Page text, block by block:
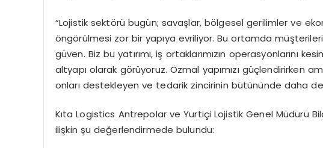
“Lojistik sektörü bugün; savaşlar, bölgesel gerilimler ve
öngörülmesi zor bir yapıya evriliyor. Bu ortamda
güven. Biz bu yatırımı, iş ortaklarımızın operasyonlarını
altyapı olarak görüyoruz. Özmal yapımızı güçlendirirken
onları destekleyen ve tedarik zincirinin bütününde daha
Kıta Logistics Antrepolar ve Yurtiçi Lojistik Genel Müdürü
ilişkin şu değerlendirmede bulundu: